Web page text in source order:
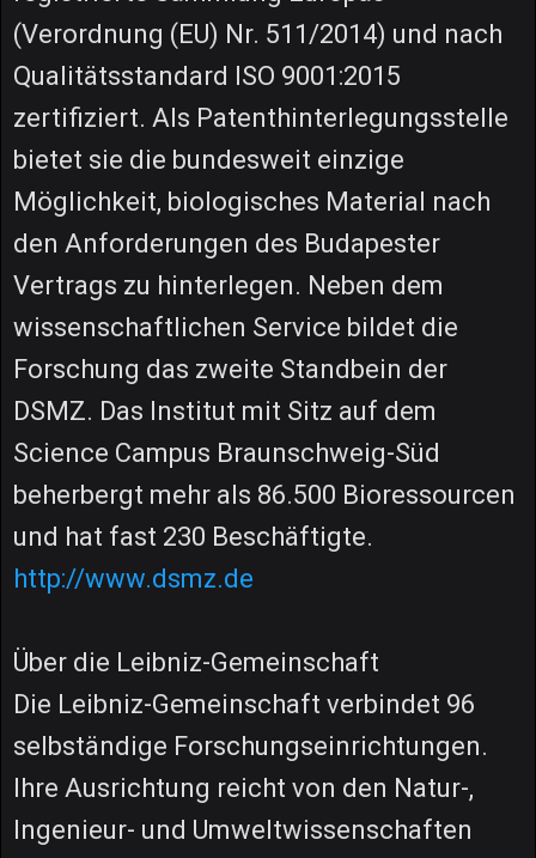
(Verordnung (EU) Nr. 511/2014) und nach
Qualitätsstandard ISO 9001:2015
zertifiziert. Als Patenthinterlegungsstelle
bietet sie die bundesweit einzige
Möglichkeit, biologisches Material nach
den Anforderungen des Budapester
Vertrags zu hinterlegen. Neben dem
wissenschaftlichen Service bildet die
Forschung das zweite Standbein der
DSMZ. Das Institut mit Sitz auf dem
Science Campus Braunschweig-Süd
beherbergt mehr als 86.500 Bioressourcen
und hat fast 230 Beschäftigte.
http://www.dsmz.de
Über die Leibniz-Gemeinschaft
Die Leibniz-Gemeinschaft verbindet 96
selbständige Forschungseinrichtungen.
Ihre Ausrichtung reicht von den Natur-,
Ingenieur- und Umweltwissenschaften